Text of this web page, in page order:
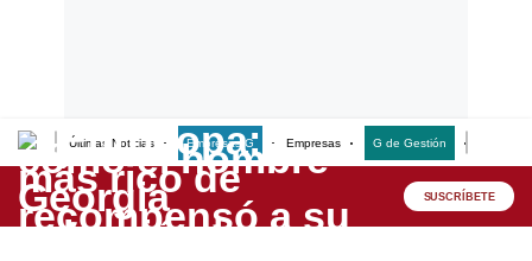
Últimas Noticias Empresas G Empresas G de Gestión
Lo último
Peru Quiosco SUSCRÍBETE